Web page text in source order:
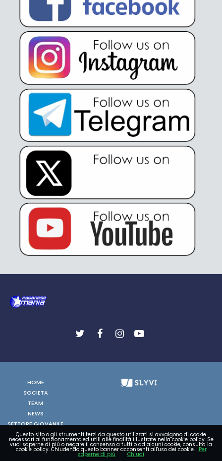
HOME
SOCIETA
TEAM
NEWS
SETTORE GIOVANILE
FOTO
VIDEO
Questo sito o gli strumenti terzi da questo utilizzati si avvalgono di cookie
necessari al funzionamento ed utili alle finalità illustrate nella cookie policy. Se
vuoi saperne di più o negare il consenso a tutti o ad alcuni cookie, consulta la
cookie policy. Chiudendo questo banner acconsenti all'uso dei cookie. Per
saperne di più Chiudi